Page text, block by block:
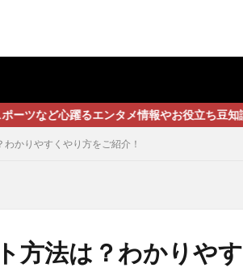
ンタメ情報やお役立ち豆知識をご紹介します
かりやすくやり方をご紹介！
方法は？わかりやす